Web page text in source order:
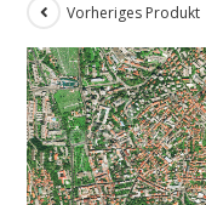
Vorheriges Produkt